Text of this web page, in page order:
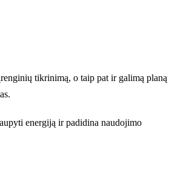
tikrinimą, o taip pat ir galimą planą
energiją ir padidina naudojimo